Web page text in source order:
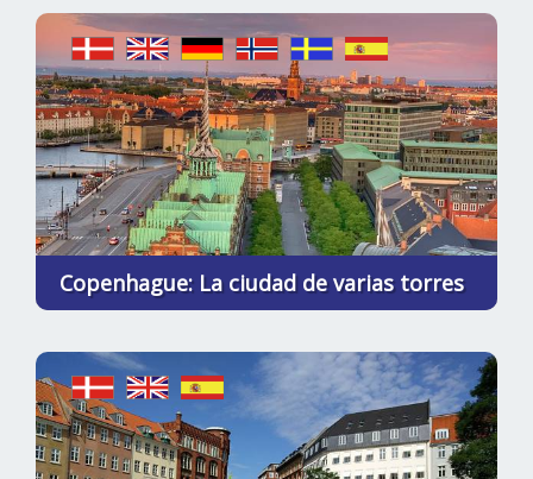
Copenhague: La ciudad de varias torres